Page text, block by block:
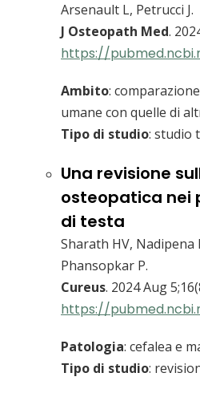
Arsenault L, Petrucci J.
J Osteopath Med.
https://
Ambito:
umane con quelle di
Tipo di studio: studio
Una revisione
osteopatica nei
di testa
Sharath HV, Nadipena
Phansopkar P.
Cureus. 2024 Aug
https://
Patologia: cefalea e
Tipo di studio: